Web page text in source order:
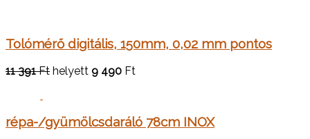
Tolómérő digitális, 150mm, 0,02 mm pontos
11 391 Ft helyett 9 490 Ft
répa-/gyümölcsdaráló 78cm INOX